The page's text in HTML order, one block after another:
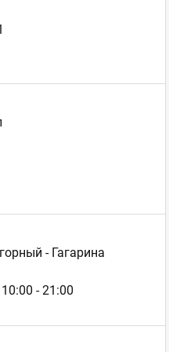
и не пойдет больше,а это
хуже.
у Вас в ПХ на
- Гагарина
- 21:00